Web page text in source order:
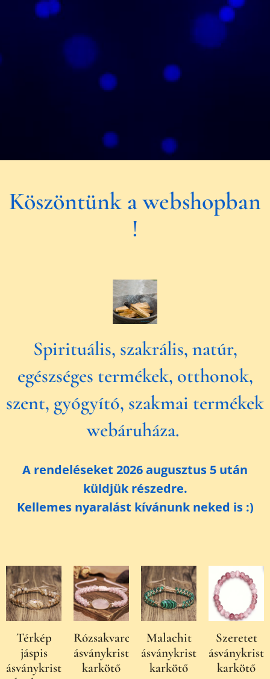
Köszöntünk a webshopban
!
Spirituális, szakrális, natúr,
egészséges termékek, otthonok,
szent, gyógyító, szakmai termékek
webáruháza.
A rendeléseket 2026 augusztus 5 után
küldjük részedre.
Kellemes nyaralást kívánunk neked is :)
Térkép
jáspis
ásványkristály
Rózsakvarc
ásványkristály
karkötő
Malachit
ásványkristály
karkötő
Szeretet
karkötő